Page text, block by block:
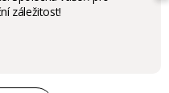
záležitost!